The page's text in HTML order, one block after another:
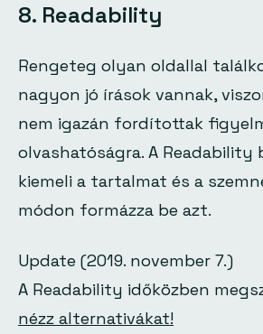
8. Readability
Rengeteg olyan oldallal
nagyon jó írások vannak,
nem igazán fordítottak
olvashatóságra. A Readability
kiemeli a tartalmat és a
módon formázza be azt.
Update (2019. november 7.)
A Readability időközben
nézz alternativákat!